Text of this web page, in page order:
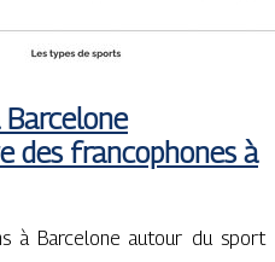
des fran­cop­ho­nes à
à Barcelone autour du sport